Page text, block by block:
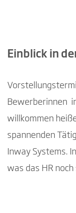
Einblick in
Bewerberinnen
willkommen
spannenden
Inway Systems.
was das HR noch